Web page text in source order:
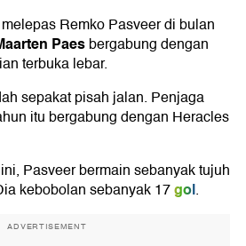
Remko Pasveer di bulan
Paesbergabung dengan
terbuka lebar.
sepakat pisah jalan. Penjaga
itu bergabung dengan Heracles
Pasveer bermain sebanyak tujuh
kebobolan sebanyak 17gol.
ADVERTISEMENT